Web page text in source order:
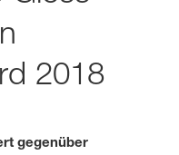
2018
gegenüber